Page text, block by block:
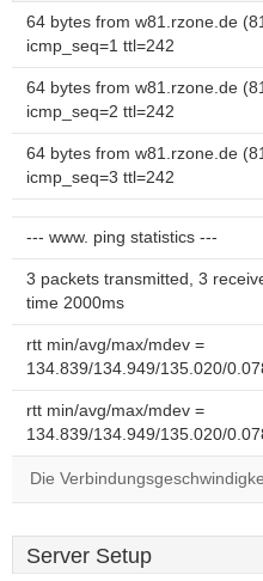
64 bytes from w81.rzone.de
icmp_seq=1 ttl=242
64 bytes from w81.rzone.de
icmp_seq=2 ttl=242
64 bytes from w81.rzone.de
icmp_seq=3 ttl=242
--- www. ping statistics ---
3 packets transmitted, 3
time 2000ms
rtt min/avg/max/mdev =
134.839/134.949/135.020/
rtt min/avg/max/mdev =
134.839/134.949/135.020/
Die
Server Setup